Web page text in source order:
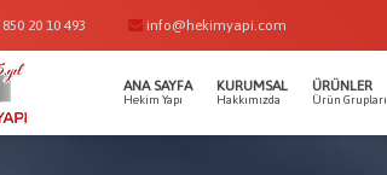
20 10 493 info@hekimyapi.com
ANA SAYFA
Hekim Yapı
KURUMSAL
Hakkımızda
ÜRÜNLER
Ürün Grupları